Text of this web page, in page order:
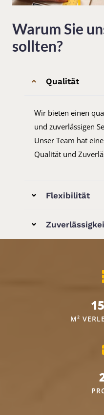
Warum Sie
sollten?
Qualität
Wir bieten einen
und zuverlässigen
Unser Team hat
Qualität und
Flexibilität
M²